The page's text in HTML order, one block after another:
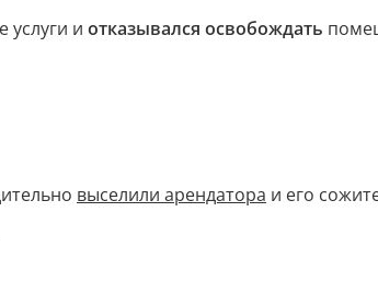
услуги и отказывался освобождать
выселили арендатора и его